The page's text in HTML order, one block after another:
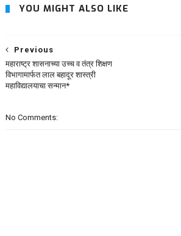
YOU MIGHT ALSO LIKE
Previous
महाराष्ट्र शासनाच्या उच्च व तंत्र शिक्षण
विभागामार्फत लाल बहादूर शास्त्री
महाविद्यालयाचा सन्मान*
No Comments: